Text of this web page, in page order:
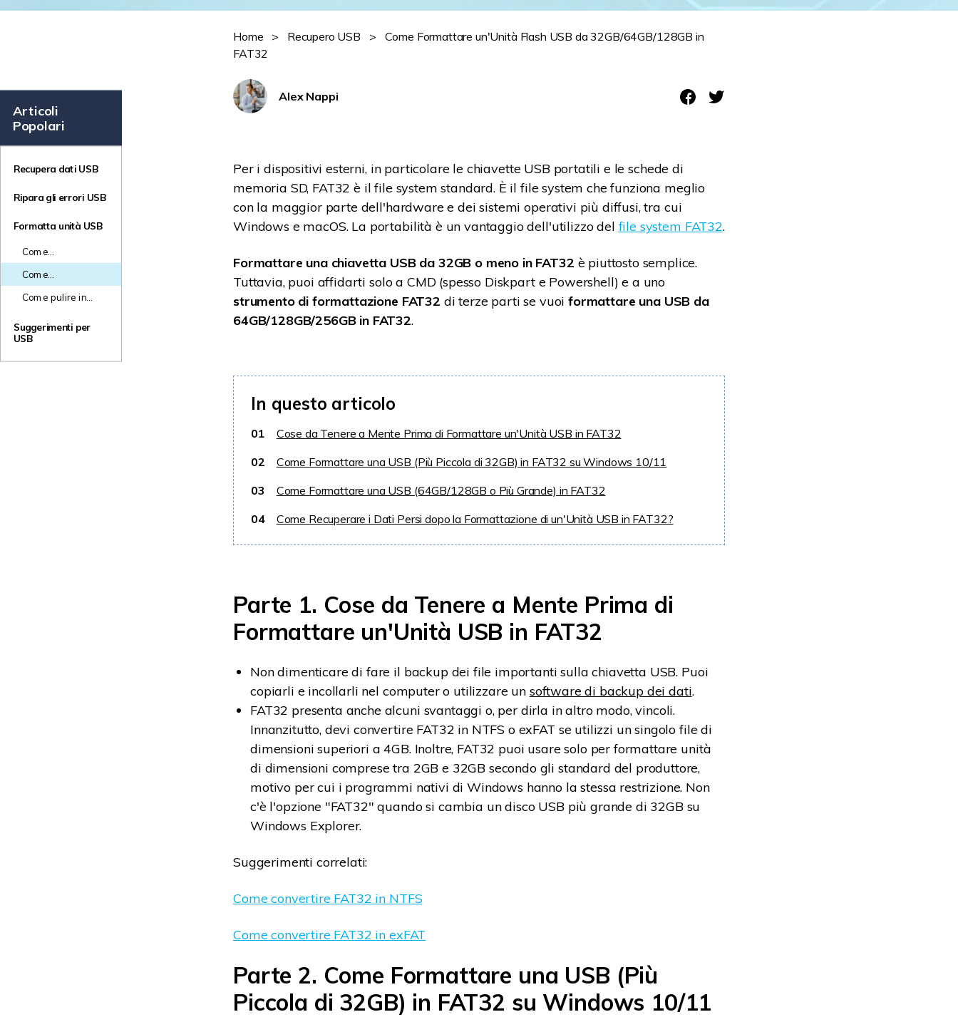
Articoli
Popolari
Recupera dati USB
Ripara gli errori USB
Formatta unità USB
Come
Formattare Pen
Drive Protette in
Scrittura su
Come
Formattare
un'Unità Flash
32GB/64GB/128GB
Come pulire in
un'unità USB su
Windows 10/11
Suggerimenti per
USB
Home > Recupero USB >
Come Formattare un'Unità Flash USB da 32GB/64GB/128GB in
FAT32
Alex Nappi
Per i dispositivi esterni, in particolare le chiavette USB portatili e le schede di
memoria SD, FAT32 è il file system standard. È il file system che funziona meglio
con la maggior parte dell'hardware e dei sistemi operativi più diffusi, tra cui
Windows e macOS. La portabilità è un vantaggio dell'utilizzo delfile system FAT32.
Formattare una chiavetta USB da 32GB o meno in FAT32 è piuttosto semplice.
Tuttavia, puoi affidarti solo a CMD (spesso Diskpart e Powershell) e a uno
strumento di formattazione FAT32 di terze parti se vuoiformattare una USB da
64GB/128GB/256GB in FAT32.
In questo articolo
01
Cose da Tenere a Mente Prima di Formattare un'Unità USB in FAT32
02
Come Formattare una USB (Più Piccola di 32GB) in FAT32 su Windows 10/11
03
Come Formattare una USB (64GB/128GB o Più Grande) in FAT32
04
Come Recuperare i Dati Persi dopo la Formattazione di un'Unità USB in FAT32?
Parte 1. Cose da Tenere a Mente Prima di
Formattare un'Unità USB in FAT32
Non dimenticare di fare il backup dei file importanti sulla chiavetta USB. Puoi
copiarli e incollarli nel computer o utilizzare un software di backup dei dati.
FAT32 presenta anche alcuni svantaggi o, per dirla in altro modo, vincoli.
Innanzitutto, devi convertire FAT32 in NTFS o exFAT se utilizzi un singolo file di
dimensioni superiori a 4GB. Inoltre, FAT32 puoi usare solo per formattare unità
di dimensioni comprese tra 2GB e 32GB secondo gli standard del produttore,
motivo per cui i programmi nativi di Windows hanno la stessa restrizione. Non
c'è l'opzione "FAT32" quando si cambia un disco USB più grande di 32GB su
Windows Explorer.
Suggerimenti correlati:
Come convertire FAT32 in NTFS
Come convertire FAT32 in exFAT
Parte 2. Come Formattare una USB (Più
Piccola di 32GB) in FAT32 su Windows 10/11